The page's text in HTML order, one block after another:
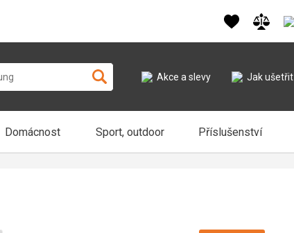
Akce a slevy Jak ušetřit
Domácnost Sport, outdoor Příslušenství